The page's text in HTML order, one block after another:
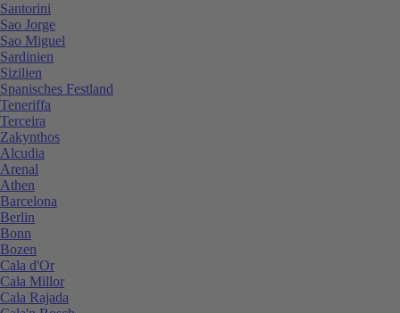
Santorini
Sao Jorge
Sao Miguel
Sardinien
Sizilien
Spanisches Festland
Teneriffa
Terceira
Zakynthos
Alcudia
Arenal
Athen
Barcelona
Berlin
Bonn
Bozen
Cala d'Or
Cala Millor
Cala Rajada